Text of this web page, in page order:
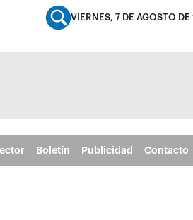
VIERNES, 7 DE AGOSTO
Boletín Publicidad Contacto